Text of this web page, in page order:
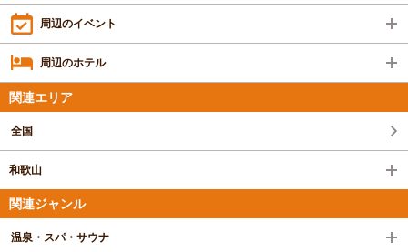
周辺のイベント
周辺のホテル
関連エリア
全国
和歌山
関連ジャンル
温泉・スパ・サウナ